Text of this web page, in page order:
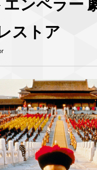
ンペラー
ストア